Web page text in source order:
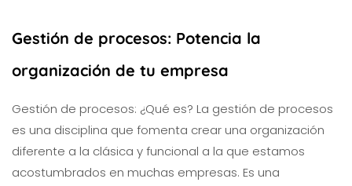
Gestión de procesos: Potencia la
organización de tu empresa
Gestión de procesos: ¿Qué es? La gestión de procesos
es una disciplina que fomenta crear una organización
diferente a la clásica y funcional a la que estamos
acostumbrados en muchas empresas. Es una